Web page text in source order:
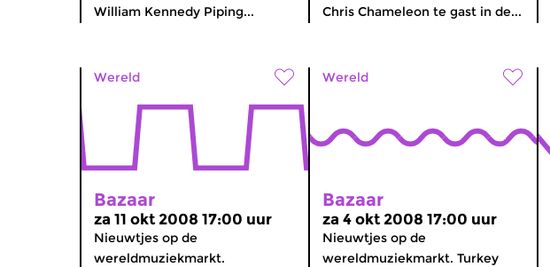
William Kennedy Piping...
Chris Chameleon te gast in de...
Wereld
Bazaar
za 11 okt 2008 17:00 uur
Nieuwtjes op de
wereldmuziekmarkt.
Wereld
Bazaar
za 4 okt 2008 17:00 uur
Nieuwtjes op de
wereldmuziekmarkt. Turkey